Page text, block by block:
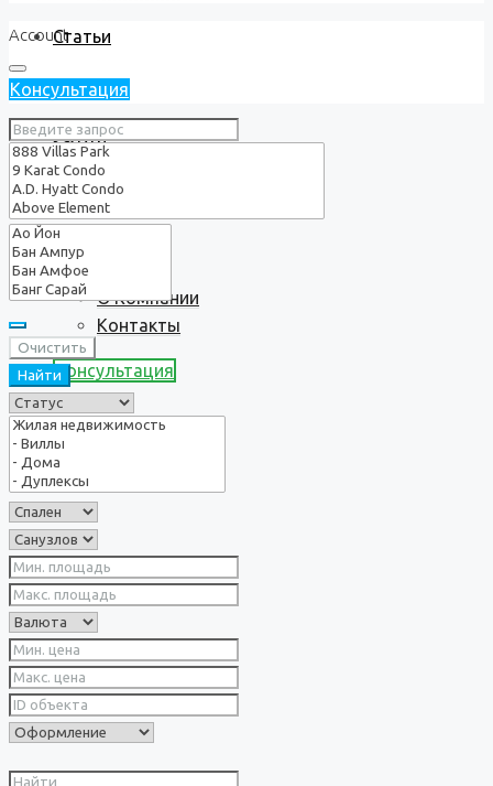
Статьи
Услуги
О нас
О Компании
Контакты
Консультация
Account
Консультация
Очистить
Найти